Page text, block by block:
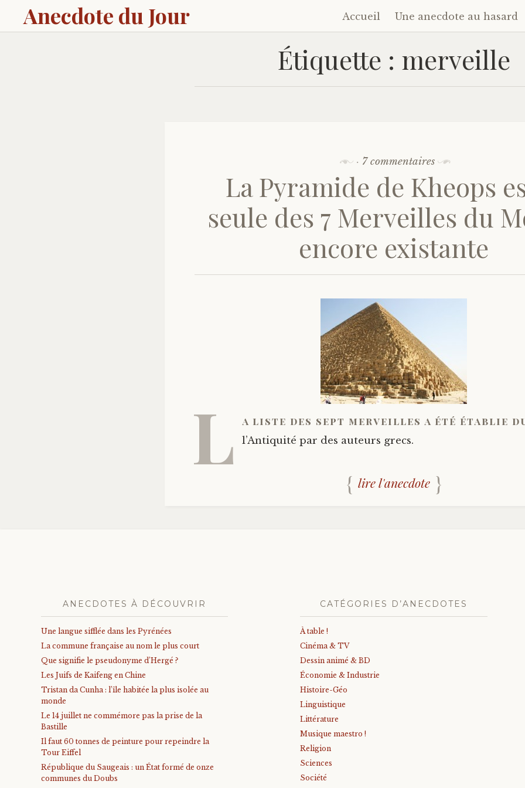
Anecdote du Jour
Accéder
au
contenu
principal
Accueil Une anecdote au hasard
Étiquette : merveille
· 7 commentaires
La Pyramide de Kheops
seule des 7 Merveilles du
encore existante
L a liste des sept merveilles a été établie
l’Antiquité par des auteurs grecs.
lire l'anecdote
ANECDOTES À DÉCOUVRIR
Une langue sifflée dans les Pyrénées
La commune française au nom le plus court
Que signifie le pseudonyme d’Hergé ?
Les Juifs de Kaifeng en Chine
Tristan da Cunha : l’île habitée la plus isolée au
monde
Le 14 juillet ne commémore pas la prise de la
Bastille
Il faut 60 tonnes de peinture pour repeindre la
Tour Eiffel
République du Saugeais : un État formé de onze
communes du Doubs
CATÉGORIES D’ANECDOTES
À table !
Cinéma & TV
Dessin animé & BD
Économie & Industrie
Histoire-Géo
Linguistique
Littérature
Musique maestro !
Religion
Sciences
Société